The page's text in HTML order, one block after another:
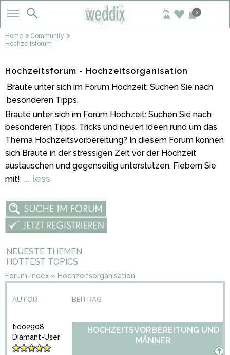
0
Home
Community
Hochzeitsforum
Hochzeitsforum - Hochzeitsorganisation
Braute unter sich im Forum Hochzeit: Suchen Sie nach
besonderen Tipps,
Braute unter sich im Forum Hochzeit: Suchen Sie nach
besonderen Tipps, Tricks und neuen Ideen rund um das
Thema Hochzeitsvorbereitung? In diesem Forum konnen
sich Braute in der stressigen Zeit vor der Hochzeit
austauschen und gegenseitig unterstutzen. Fiebern Sie
mit! ... less
NEUESTE THEMEN
HOTTEST TOPICS
Forum-Index » Hochzeitsorganisation
AUTOR BEITRAG
tido2908
Diamant-User
HOCHZEITSVORBEREITUNG UND
MÄNNER